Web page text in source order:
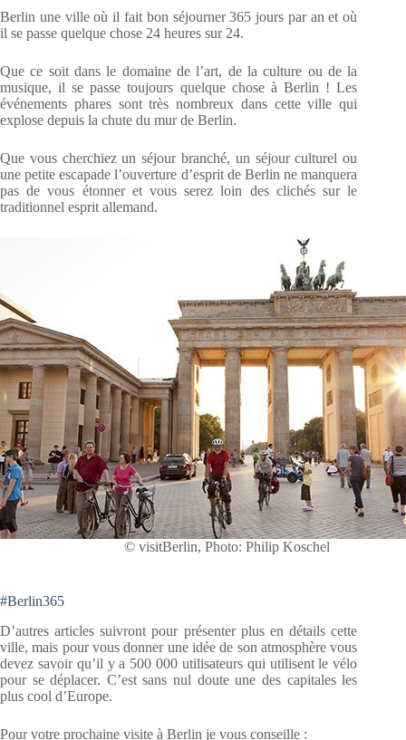
Berlin une ville où il fait bon séjourner 365 jours par an et où
il se passe quelque chose 24 heures sur 24.
Que ce soit dans le domaine de l’art, de la culture ou de la
musique, il se passe toujours quelque chose à Berlin ! Les
événements phares sont très nombreux dans cette ville qui
explose depuis la chute du mur de Berlin.
Que vous cherchiez un séjour branché, un séjour culturel ou
une petite escapade l’ouverture d’esprit de Berlin ne manquera
pas de vous étonner et vous serez loin des clichés sur le
traditionnel esprit allemand.
© visitBerlin, Photo: Philip Koschel
#Berlin365
D’autres articles suivront pour présenter plus en détails cette
ville, mais pour vous donner une idée de son atmosphère vous
devez savoir qu’il y a 500 000 utilisateurs qui utilisent le vélo
pour se déplacer. C’est sans nul doute une des capitales les
plus cool d’Europe.
Pour votre prochaine visite à Berlin je vous conseille :